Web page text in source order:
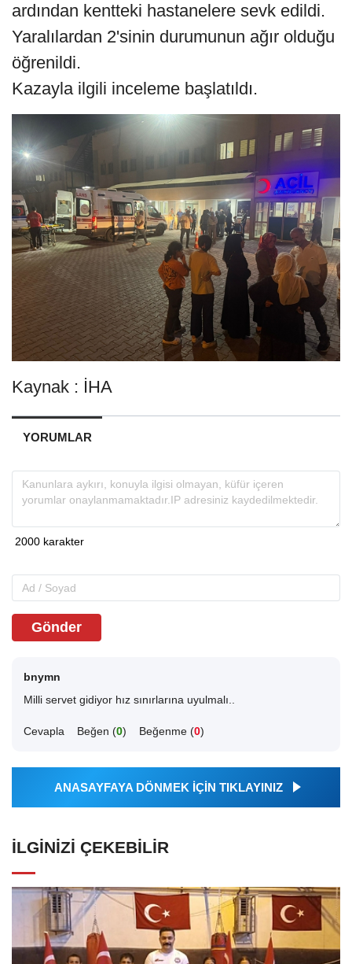
ardından kentteki hastanelere sevk edildi.
Yaralılardan 2'sinin durumunun ağır olduğu
öğrenildi.
Kazayla ilgili inceleme başlatıldı.
Kaynak : İHA
YORUMLAR
Gönder
bnymn
Milli servet gidiyor hız sınırlarına uyulmalı..
Cevapla Beğen (0) Beğenme (0)
ANASAYFAYA DÖNMEK İÇİN TIKLAYINIZ
İLGINIZI ÇEKEBILIR